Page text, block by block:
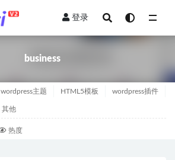
登录
business
wordpress主题 HTML5模板 wordpress插件
其他
热度